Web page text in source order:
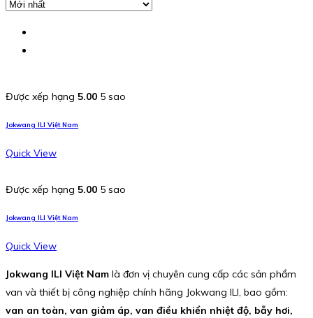
Được xếp hạng 5.00 5 sao
Jokwang ILI Việt Nam
Quick View
Được xếp hạng 5.00 5 sao
Jokwang ILI Việt Nam
Quick View
Jokwang ILI Việt Nam là đơn vị chuyên cung cấp các sản phẩm
van và thiết bị công nghiệp chính hãng Jokwang ILI, bao gồm:
van an toàn, van giảm áp, van điều khiển nhiệt độ, bẫy hơi,